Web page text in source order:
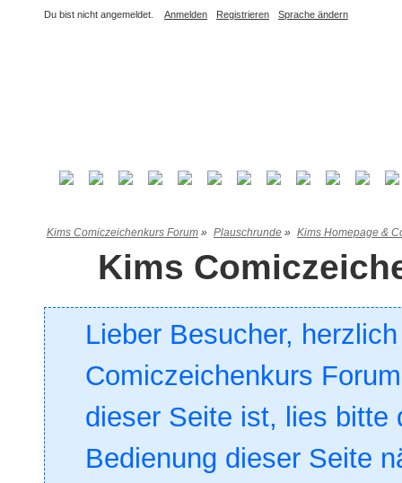
Du bist nicht angemeldet. Anmelden Registrieren Sprache ändern
Kims Comiczeichenkurs Forum » Plauschrunde » Kims Homepage &
Kims
Lieber Besucher,
Comiczeichenkurs
dieser Seite ist, lies bitte
Bedienung dieser Seite